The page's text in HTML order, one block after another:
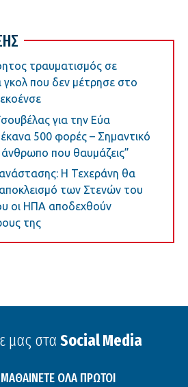
τραυματισμός σε
γκολ που δεν μέτρησε στο
για την Εύα
500 φορές – Σημαντικό
άνθρωπο που θαυμάζεις”
Η Τεχεράνη θα
των Στενών του
οι ΗΠΑ αποδεχθούν
της
μας στα Social Media
ΜΑΘΑΙΝΕΤΕ ΟΛΑ ΠΡΩΤΟΙ